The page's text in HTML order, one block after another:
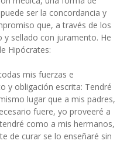
ser la concordancia y
que, a través de los
y sellado con juramento. He
Hipócrates:
mis fuerzas e
y obligación escrita: Tendré
lugar que a mis padres,
fuere, yo proveeré a
como a mis hermanos,
de curar se lo enseñaré sin